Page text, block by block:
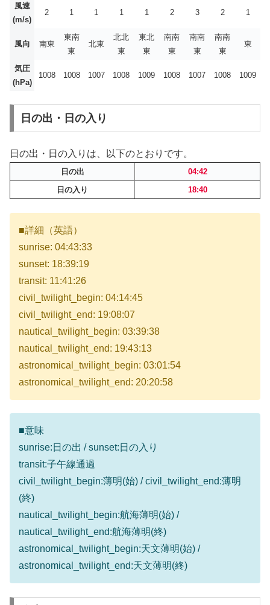
風速
(m/s)
2 1 1 1 1 2 3 2 1
風向 南東
東南
東
北東
北北
東
東北
東
南南
東
南南
東
南南
東
東
気圧
(hPa)
1008 1008 1007 1008 1009 1008 1007 1008 1009
日の出・日の入り
日の出・日の入りは、以下のとおりです。
日の出
04:42
日の入り
18:40
■詳細（英語）
sunrise: 04:43:33
sunset: 18:39:19
transit: 11:41:26
civil_twilight_begin: 04:14:45
civil_twilight_end: 19:08:07
nautical_twilight_begin: 03:39:38
nautical_twilight_end: 19:43:13
astronomical_twilight_begin: 03:01:54
astronomical_twilight_end: 20:20:58
■意味
sunrise:日の出 / sunset:日の入り
transit:子午線通過
civil_twilight_begin:薄明(始) / civil_twilight_end:薄明
(終)
nautical_twilight_begin:航海薄明(始) /
nautical_twilight_end:航海薄明(終)
astronomical_twilight_begin:天文薄明(始) /
astronomical_twilight_end:天文薄明(終)